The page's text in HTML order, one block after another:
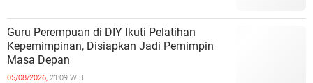
Guru Perempuan di DIY Ikuti Pelatihan
Kepemimpinan, Disiapkan Jadi Pemimpin
Masa Depan
05/08/2026, 21:09 WIB